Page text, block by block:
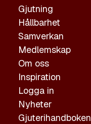
Gjutning
Hållbarhet
Samverkan
Medlemskap
Om oss
Inspiration
Logga in
Nyheter
Gjuterihandboken